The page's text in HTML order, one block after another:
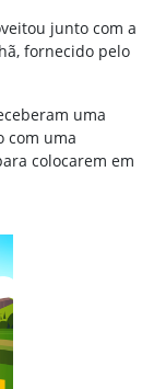
junto com a
fornecido pelo
uma
com uma
colocarem em